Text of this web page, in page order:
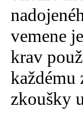
vemene
krav
každému
zkoušky